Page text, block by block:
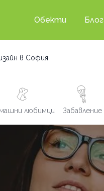
Обекти Блог
в София
любимци Забавление